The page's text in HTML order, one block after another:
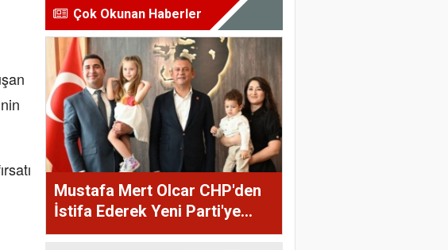
Çok Okunan Haberler
Mustafa Mert Olcar CHP'den
İstifa Ederek Yeni Parti'ye
Geçti